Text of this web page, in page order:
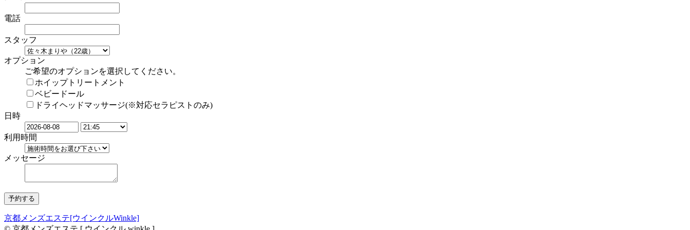
電話
スタッフ
オプション
ご希望のオプションを選択してください。
ホイップトリートメント
ベビードール
ドライヘッドマッサージ(※対応セラピストのみ)
日時
利用時間
メッセージ
京都メンズエステ[ウインクルWinkle]